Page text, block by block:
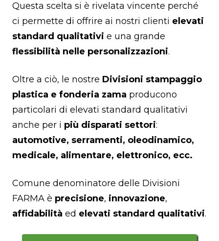
Questa scelta si è rivelata vincente perché
ci permette di offrire ai nostri clienti elevati
standard qualitativi e una grande
flessibilità nelle personalizzazioni.
Oltre a ciò, le nostre Divisioni stampaggio
plastica e fonderia zama producono
particolari di elevati standard qualitativi
anche per i più disparati settori:
automotive, serramenti, oleodinamico,
medicale, alimentare, elettronico, ecc.
Comune denominatore delle Divisioni
FARMA è precisione, innovazione,
affidabilità ed elevati standard qualitativi.